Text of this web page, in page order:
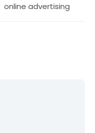
online advertising